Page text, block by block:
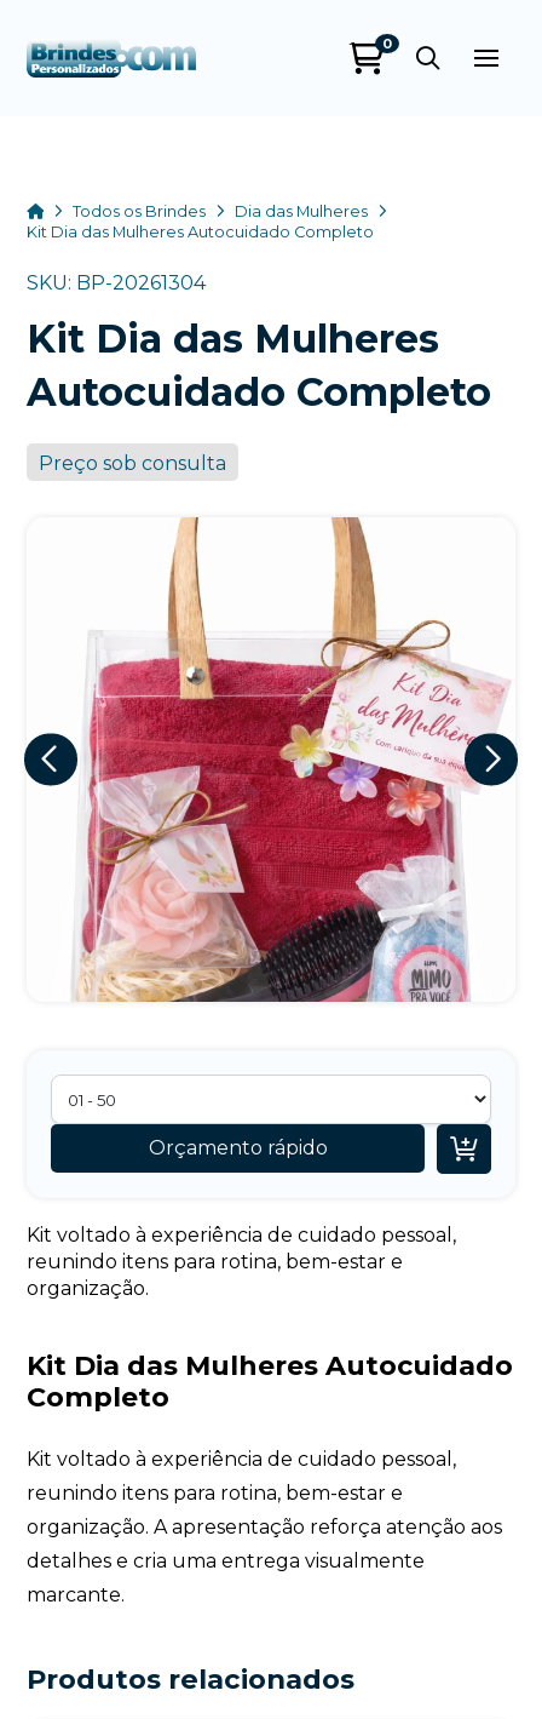
0
HomeTodos os Brindes
Dia das Mulheres
Kit Dia das Mulheres Autocuidado Completo
SKU: BP-20261304
Kit Dia das Mulheres
Autocuidado Completo
Preço sob consulta
Orçamento rápido 
Kit voltado à experiência de cuidado pessoal,
reunindo itens para rotina, bem-estar e
organização.
Kit Dia das Mulheres Autocuidado
Completo
Kit voltado à experiência de cuidado pessoal,
reunindo itens para rotina, bem-estar e
organização. A apresentação reforça atenção aos
detalhes e cria uma entrega visualmente
marcante.
Produtos relacionados
+55
Eu concordo em receber comunicações.
A nossa empresa está comprometida a proteger e respeitar
sua privacidade, utilizaremos seus dados apenas para fins
de marketing. Você pode alterar suas preferências a
qualquer momento.
Iniciar conversa